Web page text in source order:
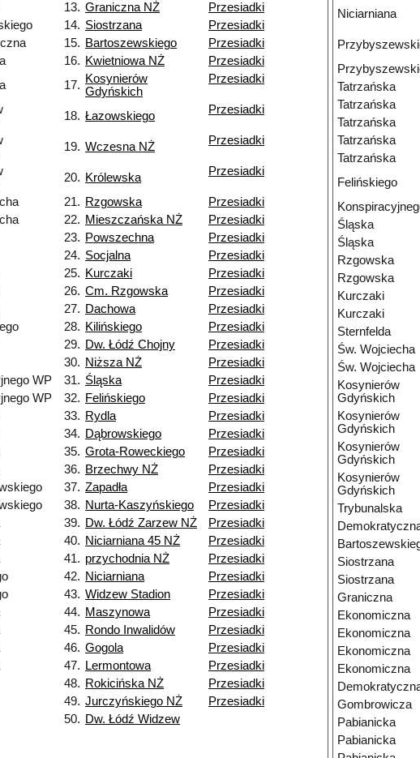
13. Graniczna NŻ
Przesiadki
14. Siostrzana
Przesiadki
15. Bartoszewskiego
Przesiadki
16. Kwietniowa NŻ
Przesiadki
17. Kosynierów
Gdyńskich
Przesiadki
18. Łazowskiego Przesiadki
19. Wczesna NŻ Przesiadki
20. Królewska Przesiadki
21. Rzgowska
Przesiadki
22. Mieszczańska NŻ
Przesiadki
23. Powszechna
Przesiadki
24. Socjalna
Przesiadki
25. Kurczaki
Przesiadki
26. Cm. Rzgowska
Przesiadki
27. Dachowa
Przesiadki
28. Kilińskiego
Przesiadki
29. Dw. Łódź Chojny
Przesiadki
30. Niższa NŻ
Przesiadki
WP
31. Śląska
Przesiadki
WP
32. Felińskiego
Przesiadki
33. Rydla
Przesiadki
34. Dąbrowskiego
Przesiadki
35. Grota-Roweckiego
Przesiadki
36. Brzechwy NŻ
Przesiadki
37. Zapadła
Przesiadki
38. Nurta-Kaszyńskiego
Przesiadki
39. Dw. Łódź Zarzew NŻ
Przesiadki
40. Niciarniana 45 NŻ
Przesiadki
41. przychodnia NŻ
Przesiadki
42. Niciarniana
Przesiadki
43. Widzew Stadion
Przesiadki
44. Maszynowa
Przesiadki
45. Rondo Inwalidów
Przesiadki
46. Gogola
Przesiadki
47. Lermontowa
Przesiadki
48. Rokicińska NŻ
Przesiadki
49. Jurczyńskiego NŻ
Przesiadki
50. Dw. Łódź Widzew
Niciarniana
Tatrzańska
Tatrzańska
Tatrzańska
Tatrzańska
Tatrzańska
Felińskiego
Śląska
Śląska
Rzgowska
Rzgowska
Kurczaki
Kurczaki
Sternfelda
Św. Wojciecha
Św. Wojciecha
Kosynierów
Gdyńskich
Kosynierów
Gdyńskich
Kosynierów
Gdyńskich
Kosynierów
Gdyńskich
Trybunalska
Siostrzana
Siostrzana
Graniczna
Ekonomiczna
Ekonomiczna
Ekonomiczna
Ekonomiczna
Gombrowicza
Pabianicka
Pabianicka